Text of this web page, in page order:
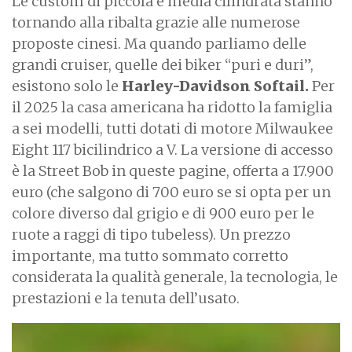
tornando alla ribalta grazie alle numerose
proposte cinesi. Ma quando parliamo delle
grandi cruiser, quelle dei biker “puri e duri”,
esistono solo le Harley-Davidson Softail. Per
il 2025 la casa americana ha ridotto la famiglia
a sei modelli, tutti dotati di motore Milwaukee
Eight 117 bicilindrico a V. La versione di accesso
è la Street Bob in queste pagine, offerta a 17.900
euro (che salgono di 700 euro se si opta per un
colore diverso dal grigio e di 900 euro per le
ruote a raggi di tipo tubeless). Un prezzo
importante, ma tutto sommato corretto
considerata la qualità generale, la tecnologia, le
prestazioni e la tenuta dell’usato.